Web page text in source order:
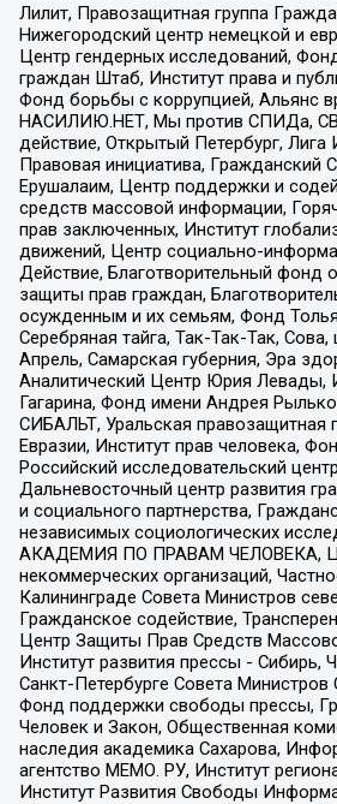
Лилит, Правозащитная группа
Нижегородский центр немецкой и
Центр гендерных исследований,
граждан Штаб, Институт права и
Фонд борьбы с коррупцией, Альянс
НАСИЛИЮ.НЕТ, Мы против СПИДа,
действие, Открытый Петербург, Лига
Правовая инициатива, Гражданский
Ерушалаим, Центр поддержки и
средств массовой информации,
прав заключенных, Институт
движений, Центр социально-
Действие, Благотворительный фонд
защиты прав граждан,
осужденным и их семьям, Фонд
Серебряная тайга, Так-Так-Так,
Апрель, Самарская губерния, Эра
Аналитический Центр Юрия Левады,
Гагарина, Фонд имени Андрея
СИБАЛЬТ, Уральская правозащитная
Евразии, Институт прав человека,
Российский исследовательский
Дальневосточный центр развития
и социального партнерства,
независимых социологических
АКАДЕМИЯ ПО ПРАВАМ ЧЕЛОВЕКА,
некоммерческих организаций,
Калининграде Совета Министров
Гражданское содействие,
Центр Защиты Прав Средств
Институт развития прессы - Сибирь,
Санкт-Петербурге Совета Министров
Фонд поддержки свободы прессы,
Человек и Закон, Общественная
наследия академика Сахарова,
агентство МЕМО. РУ, Институт
Институт Развития Свободы